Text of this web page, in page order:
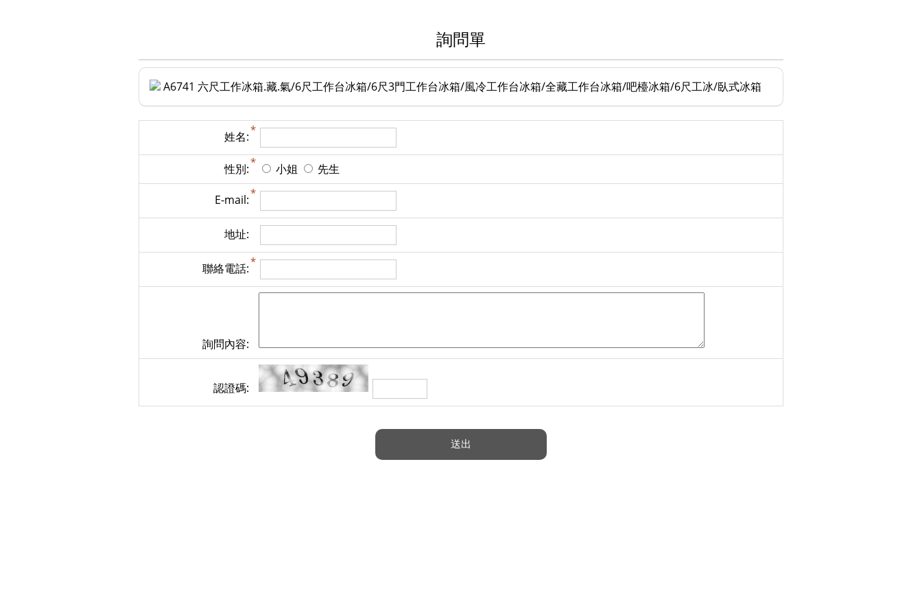
詢問單
A6741 六尺工作冰箱.藏.氣/6尺工作台冰箱/6尺3門工作台冰箱/風冷工作台冰箱/全藏工作台冰箱/吧檯冰箱/6尺工冰/臥式冰箱
姓名:
性別: 小姐 先生
E-mail:
地址:
聯絡電話:
詢問內容:
認證碼: